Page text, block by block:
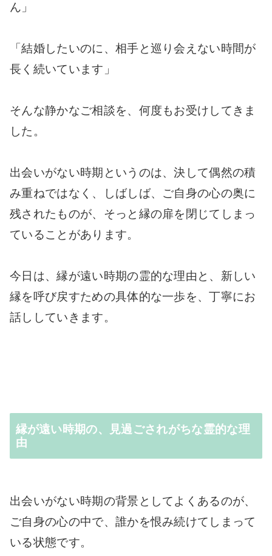
ん」
「結婚したいのに、相手と巡り会えない時間が
長く続いています」
そんな静かなご相談を、何度もお受けしてきま
した。
出会いがない時期というのは、決して偶然の積
み重ねではなく、しばしば、ご自身の心の奥に
残されたものが、そっと縁の扉を閉じてしまっ
ていることがあります。
今日は、縁が遠い時期の霊的な理由と、新しい
縁を呼び戻すための具体的な一歩を、丁寧にお
話ししていきます。
縁が遠い時期の、見過ごされがちな霊的な理
由
出会いがない時期の背景としてよくあるのが、
ご自身の心の中で、誰かを恨み続けてしまって
いる状態です。